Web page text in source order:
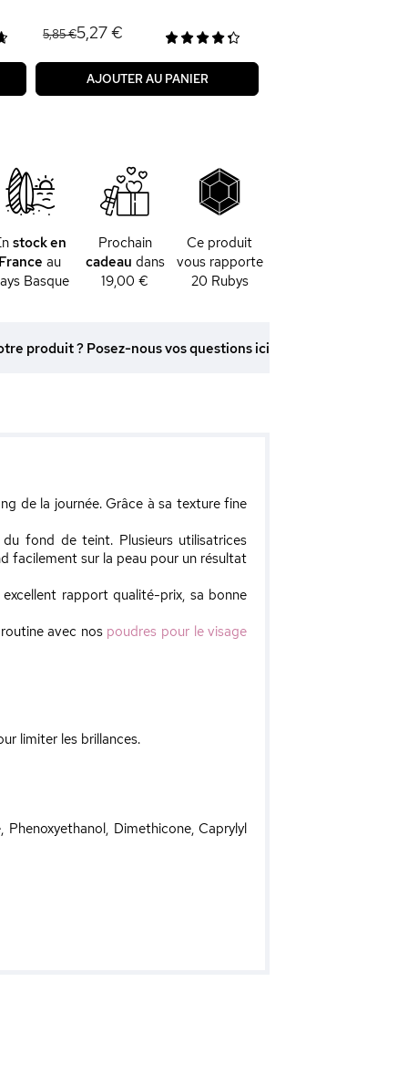
5,85 €5,27 €
AJOUTER AU PANIER
stock en
France au
Basque
Prochain
cadeau dans
19,00 €
Ce produit
vous rapporte
20 Rubys
produit ? Posez-nous vos questions ici
de la journée. Grâce à sa texture fine
fond de teint. Plusieurs utilisatrices
facilement sur la peau pour un résultat
rapport qualité-prix, sa bonne
avec nos poudres pour le visage
limiter les brillances.
Dimethicone, Caprylyl